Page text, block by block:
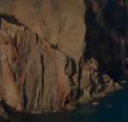
H
A
T
E
N